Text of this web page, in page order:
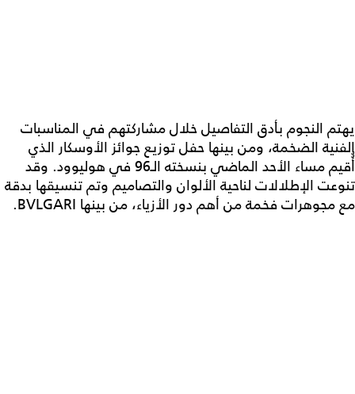
يهتم النجوم بأدق التفاصيل خلال مشاركتهم في المناسبات
الفنية الضخمة، ومن بينها حفل توزيع جوائز الأوسكار الذي
أُُقيم مساء الأحد الماضي بنسخته الـ96 في هوليوود. وقد
تنوعت الإطلالات لناحية الألوان والتصاميم وتم تنسيقها بدقة
مع مجوهرات فخمة من أهم دور الأزياء، من بينها BVLGARI.